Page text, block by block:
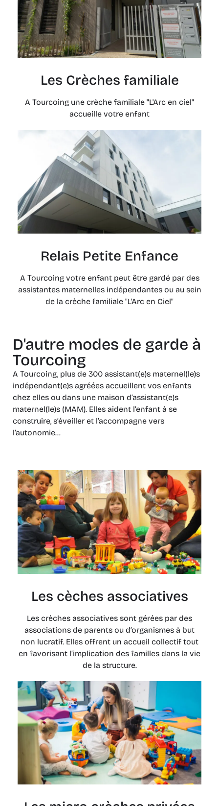
Les Crèches familiale
A Tourcoing une crèche familiale "L'Arc en ciel"
accueille votre enfant
Relais Petite Enfance
A Tourcoing votre enfant peut être gardé par des
assistantes maternelles indépendantes ou au sein
de la crèche familiale "L'Arc en Ciel"
D'autre modes de garde à
Tourcoing
A Tourcoing, plus de 300 assistant(e)s maternel(le)s
indépendant(e)s agréées accueillent vos enfants
chez elles ou dans une maison d’assistant(e)s
maternel(le)s (MAM). Elles aident l’enfant à se
construire, s’éveiller et l’accompagne vers
l’autonomie…
Les cèches associatives
Les crèches associatives sont gérées par des
associations de parents ou d’organismes à but
non lucratif. Elles offrent un accueil collectif tout
en favorisant l’implication des familles dans la vie
de la structure.